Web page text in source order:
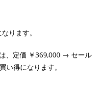
なります。
、定価 ￥369,000 → セール
い得になります。